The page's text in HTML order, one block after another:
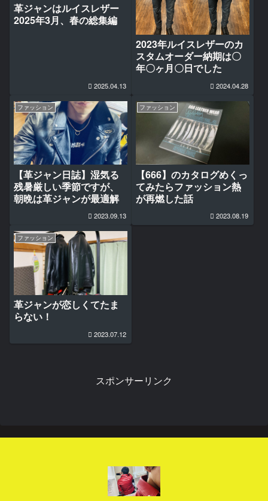
革ジャンはルイスレザー
2025年3月、春の総集編
2025.04.13
2023年ルイスレザーのカ
スタムオーダー納期は〇
年〇ヶ月〇日でした
2024.04.28
ファッション
【革ジャン日誌】湿気る
残暑厳しい季節ですが、
朝晩は革ジャンが最適解
2023.09.13
ファッション
【666】のカタログめくっ
てみたらファッション熱
が再燃した話
2023.08.19
ファッション
革ジャンが恋しくてたま
らない！
2023.07.12
スポンサーリンク